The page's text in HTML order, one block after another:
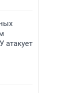
атакует